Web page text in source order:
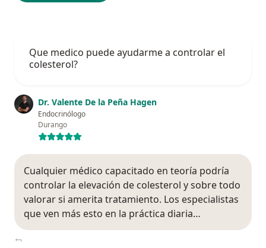
Que medico puede ayudarme a controlar el
colesterol?
Dr. Valente De la Peña Hagen
Endocrinólogo
Durango
Cualquier médico capacitado en teoría podría
controlar la elevación de colesterol y sobre todo
valorar si amerita tratamiento. Los especialistas
que ven más esto en la práctica diaria…